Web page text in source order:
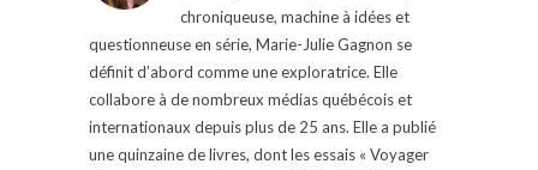
chroniqueuse, machine à idées et
questionneuse en série, Marie-Julie Gagnon se
définit d’abord comme une exploratrice. Elle
collabore à de nombreux médias québécois et
internationaux depuis plus de 25 ans. Elle a publié
une quinzaine de livres, dont les essais « Voyager